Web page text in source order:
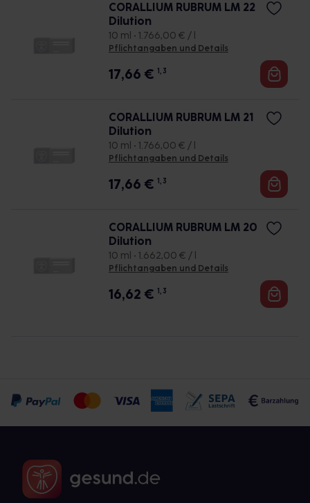
CORALLIUM RUBRUM LM 22
Dilution
10 ml • 1.766,00 € / l
Pflichtangaben und Details
17,66 € 1, 3
CORALLIUM RUBRUM LM 21
Dilution
10 ml • 1.766,00 € / l
Pflichtangaben und Details
17,66 € 1, 3
CORALLIUM RUBRUM LM 20
Dilution
10 ml • 1.662,00 € / l
Pflichtangaben und Details
16,62 € 1, 3